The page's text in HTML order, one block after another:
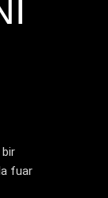
bir
fuar